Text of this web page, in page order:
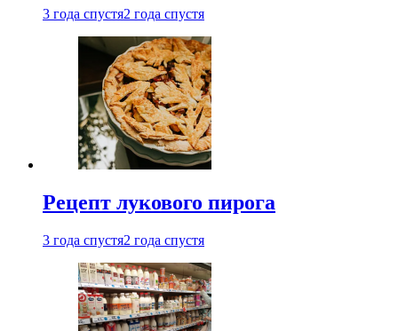
3 года спустя2 года спустя
Рецепт лукового пирога
3 года спустя2 года спустя